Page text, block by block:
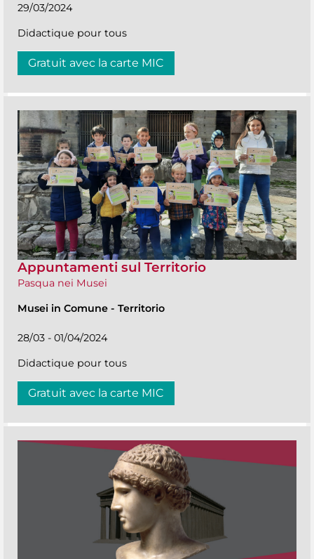
29/03/2024
Didactique pour tous
Gratuit avec la carte MIC
Appuntamenti sul Territorio
Pasqua nei Musei
Musei in Comune - Territorio
28/03 - 01/04/2024
Didactique pour tous
Gratuit avec la carte MIC